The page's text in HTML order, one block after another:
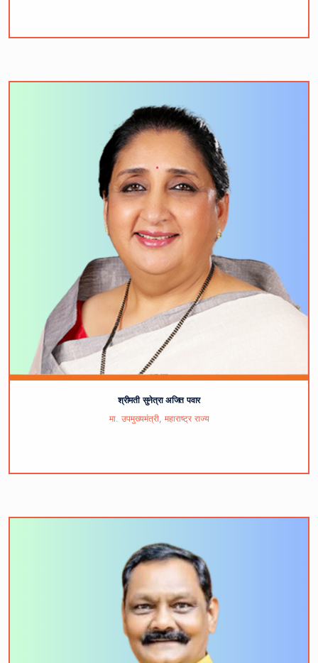
श्रीमती सुनेत्रा अजित पवार
मा. उपमुख्यमंत्री, महाराष्ट्र राज्य